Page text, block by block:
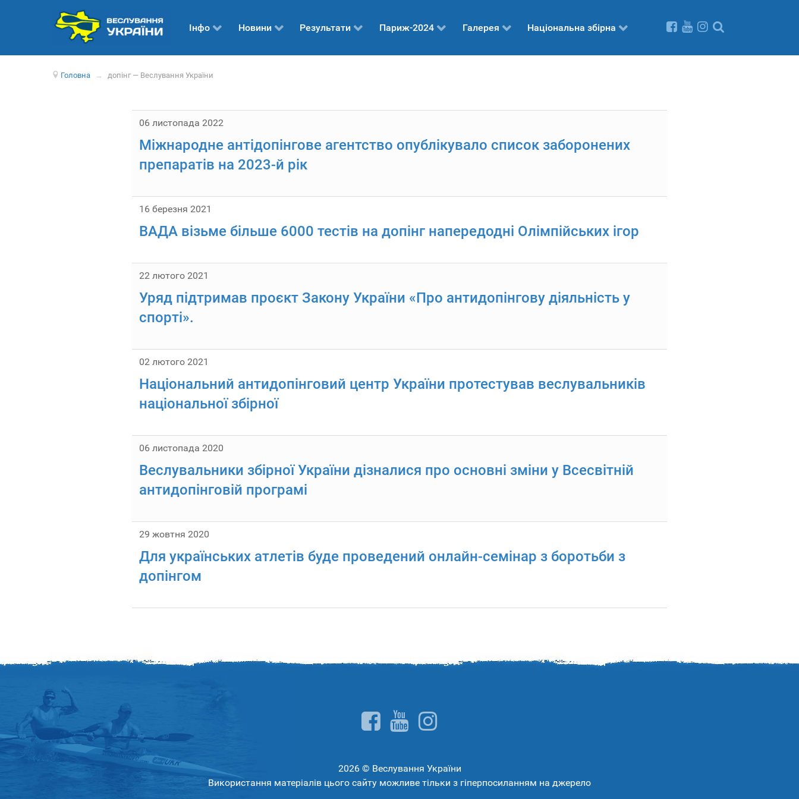
Інфо Новини Результати Париж-2024 Галерея Національна збірна
Головна → допінг — Веслування України
06 листопада 2022
Міжнародне антідопінгове агентство опублікувало список заборонених
препаратів на 2023-й рік
16 березня 2021
ВАДА візьме більше 6000 тестів на допінг напередодні Олімпійських ігор
22 лютого 2021
Уряд підтримав проєкт Закону України «Про антидопінгову діяльність у
спорті».
02 лютого 2021
Національний антидопінговий центр України протестував веслувальників
національної збірної
06 листопада 2020
Веслувальники збірної України дізналися про основні зміни у Всесвітній
антидопінговій програмі
29 жовтня 2020
Для українських атлетів буде проведений онлайн-семінар з боротьби з
допінгом
2026 © Веслування України
Використання матеріалів цього сайту можливе тільки з гіперпосиланням на джерело